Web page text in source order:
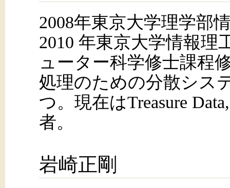
2008年東京大学理学部
2010 年東京大学情報理
ューター科学修士課程
処理のための分散シス
つ。現在はTreasure
者。
岩崎正剛